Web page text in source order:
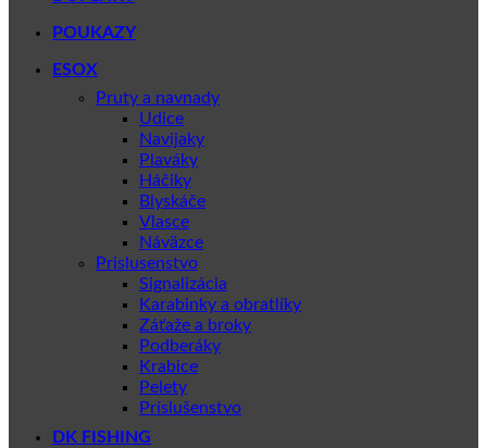
POUKAZY
ESOX
Pruty a navnady
Udice
Navijaky
Plaváky
Háčiky
Blyskáče
Vlasce
Náväzce
Prislusenstvo
Signalizácia
Karabinky a obratlíky
Záťaže a broky
Podberáky
Krabice
Pelety
Príslušenstvo
DK FISHING